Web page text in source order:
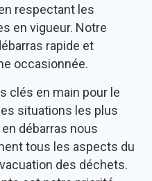
respectant les
en vigueur. Notre
rapide et
occasionnée.
clés en main pour le
situations les plus
débarras nous
tous les aspects du
des déchets.